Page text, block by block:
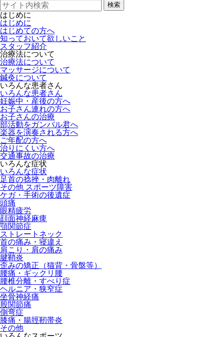
検索
はじめに
はじめに
はじめての方へ
知っておいて欲しいこと
スタッフ紹介
治療法について
治療法について
マッサージについて
鍼灸について
いろんな患者さん
いろんな患者さん
妊娠中・産後の方へ
お子さん連れの方へ
お子さんの治療
部活動をガンバル君へ
楽器を演奏される方へ
ご年配の方へ
治りにくい方へ
交通事故の治療
いろんな症状
いろんな症状
足首の捻挫・肉離れ
その他 スポーツ障害
ケガ・手術の後遺症
頭痛
眼精疲労
顔面神経麻痺
顎関節症
ストレートネック
首の痛み・寝違え
肩こり・肩の痛み
腱鞘炎
歪みの矯正（猫背・骨盤等）
腰痛・ギックリ腰
腰椎分離・すべり症
ヘルニア・狭窄症
坐骨神経痛
股関節痛
側弯症
膝痛・腸脛靭帯炎
その他